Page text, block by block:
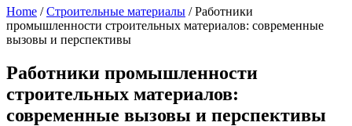
Home /Строительные материалы /Работники
промышленности строительных материалов: современные
вызовы и перспективы
Работники промышленности
строительных материалов:
современные вызовы и перспективы